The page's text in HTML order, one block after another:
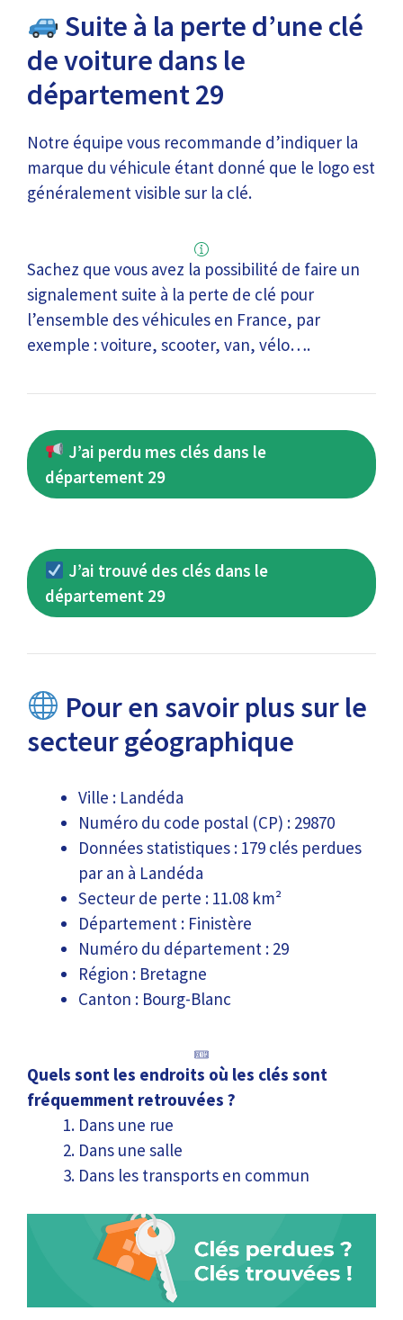
Suite à la perte d’une clé
de voiture dans le
département 29
Notre équipe vous recommande d’indiquer la
marque du véhicule étant donné que le logo est
généralement visible sur la clé.
Sachez que vous avez la possibilité de faire un
signalement suite à la perte de clé pour
l’ensemble des véhicules en France, par
exemple : voiture, scooter, van, vélo….
J’ai perdu mes clés dans le
département 29
J’ai trouvé des clés dans le
département 29
Pour en savoir plus sur le
secteur géographique
Ville : Landéda
Numéro du code postal (CP) : 29870
Données statistiques : 179 clés perdues
par an à Landéda
Secteur de perte : 11.08 km²
Département : Finistère
Numéro du département : 29
Région : Bretagne
Canton : Bourg-Blanc
Quels sont les endroits où les clés sont
fréquemment retrouvées ?
Dans une rue
Dans une salle
Dans les transports en commun